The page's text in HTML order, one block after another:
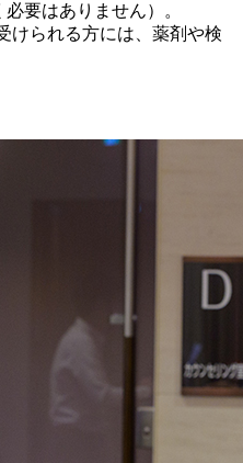
要はありません）。
けられる方には、薬剤や検